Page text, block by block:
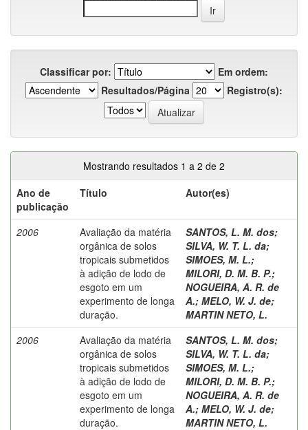
Classificar por:
Em ordem:
Resultados/Página
Registro(s):
Mostrando resultados 1 a 2 de 2
Ano de
publicação
Título Autor(es)
2006
Avaliação da matéria
orgânica de solos
tropicais submetidos
à adição de lodo de
esgoto em um
experimento de longa
duração.
SANTOS, L. M. dos;
SILVA, W. T. L. da;
SIMOES, M. L.;
MILORI, D. M. B. P.;
NOGUEIRA, A. R. de
A.; MELO, W. J. de;
MARTIN NETO, L.
2006
Avaliação da matéria
orgânica de solos
tropicais submetidos
à adição de lodo de
esgoto em um
experimento de longa
duração.
SANTOS, L. M. dos;
SILVA, W. T. L. da;
SIMOES, M. L.;
MILORI, D. M. B. P.;
NOGUEIRA, A. R. de
A.; MELO, W. J. de;
MARTIN NETO, L.